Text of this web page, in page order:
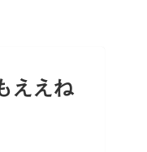
ええね